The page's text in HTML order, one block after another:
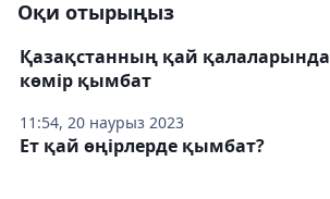
Оқи отырыңыз
11:54, 20 наурыз 2023
Қазақстанның қай қалаларында
көмір қымбат
Ет қай өңірлерде қымбат?